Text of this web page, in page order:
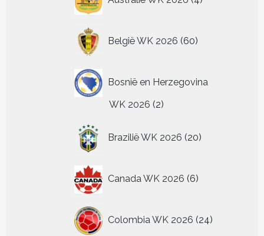
producten
België WK 2026 60
producten
Bosnië en Herzegovina
WK 2026 22
Brazilië WK 2026 20
producten
Canada WK 2026 6
producten
Colombia WK 2026 24
producten